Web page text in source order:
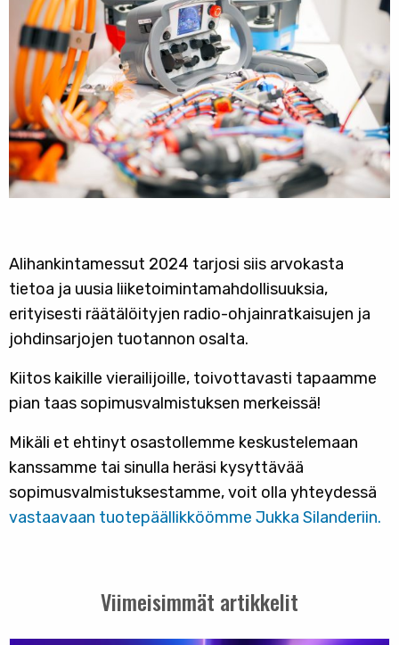
Alihankintamessut 2024 tarjosi siis arvokasta
tietoa ja uusia liiketoimintamahdollisuuksia,
erityisesti räätälöityjen radio-ohjainratkaisujen ja
johdinsarjojen tuotannon osalta.
Kiitos kaikille vierailijoille, toivottavasti tapaamme
pian taas sopimusvalmistuksen merkeissä!
Mikäli et ehtinyt osastollemme keskustelemaan
kanssamme tai sinulla heräsi kysyttävää
sopimusvalmistuksestamme, voit olla yhteydessä
vastaavaan tuotepäällikköömme Jukka Silanderiin.
Viimeisimmät artikkelit